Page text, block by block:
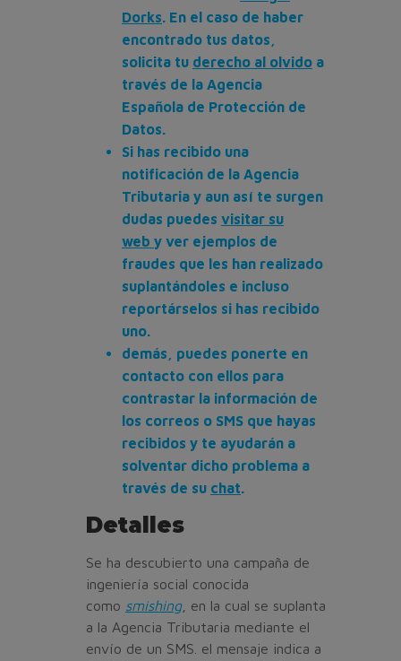
Dorks. En el caso de haber
encontrado tus datos,
solicita tu derecho al olvido a
través de la Agencia
Española de Protección de
Datos.
Si has recibido una
notificación de la Agencia
Tributaria y aun así te surgen
dudas puedes visitar su
web y ver ejemplos de
fraudes que les han realizado
suplantándoles e incluso
reportárselos si has recibido
uno.
demás, puedes ponerte en
contacto con ellos para
contrastar la información de
los correos o SMS que hayas
recibidos y te ayudarán a
solventar dicho problema a
través de su chat.
Detalles
Se ha descubierto una campaña de
ingeniería social conocida
como smishing, en la cual se suplanta
a la Agencia Tributaria mediante el
envío de un SMS. el mensaje indica a